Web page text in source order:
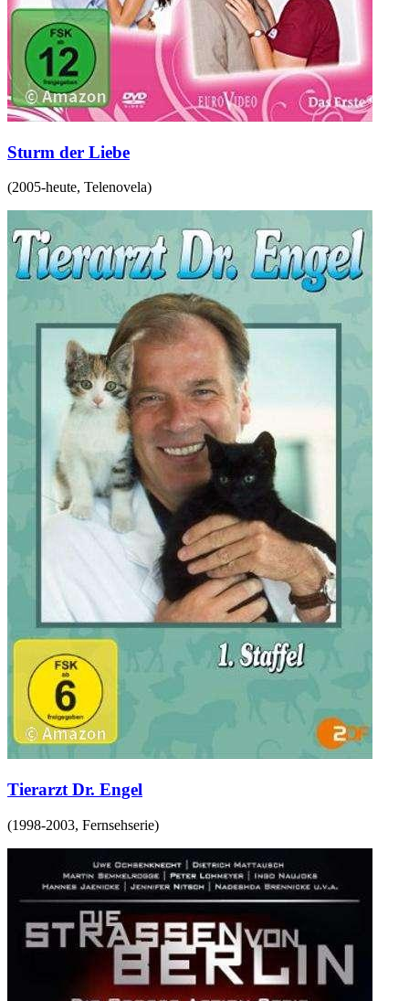
Sturm der Liebe
(2005-heute, Telenovela)
Tierarzt Dr. Engel
(1998-2003, Fernsehserie)